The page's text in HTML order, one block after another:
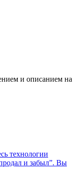
и описанием на
технологии
и забыл”. Вы